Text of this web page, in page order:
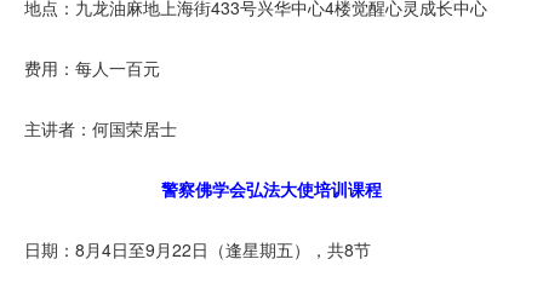
地点：九龙油麻地上海街433号兴华中心4楼觉醒心灵成长中心
费用：每人一百元
主讲者：何国荣居士
警察佛学会弘法大使培训课程
日期：8月4日至9月22日（逢星期五），共8节